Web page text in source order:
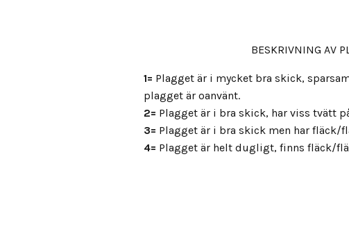
BESKRIVNING AV
1= Plagget är i mycket bra skick,
plagget är oanvänt.
2= Plagget är i bra skick, har viss tvätt
3= Plagget är i bra skick men har fläck/
4= Plagget är helt dugligt, finns fläck/